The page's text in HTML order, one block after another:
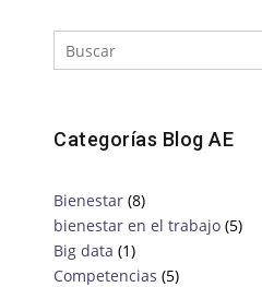
Categorías Blog AE
Bienestar (8)
bienestar en el trabajo (5)
Big data (1)
Competencias (5)